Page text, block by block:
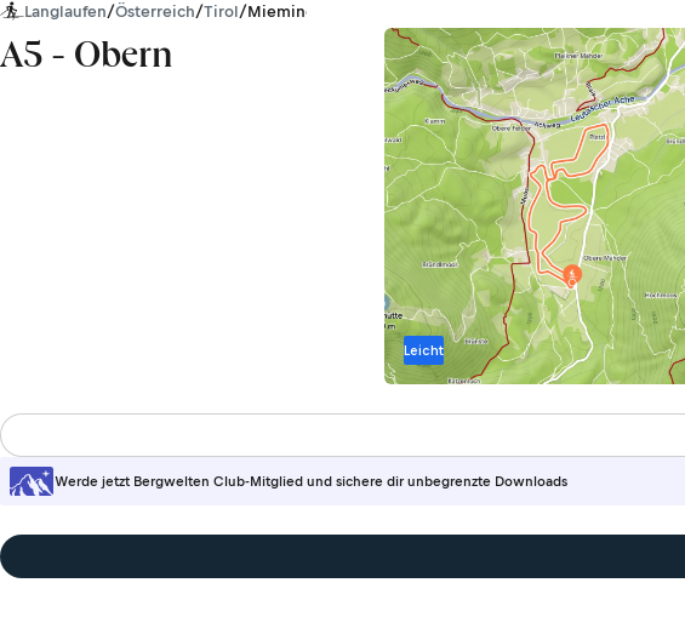
Langlaufen/Österreich/Tirol/Mieminger Kette
A5 - Obern
Leicht
Werde jetzt Bergwelten Club-Mitglied und sichere dir unbegrenzte Downloads